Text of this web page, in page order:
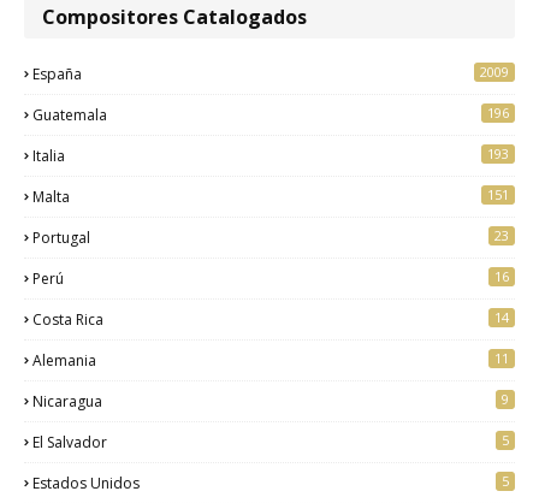
Compositores Catalogados
España 2009
Guatemala 196
Italia 193
Malta 151
Portugal 23
Perú 16
Costa Rica 14
Alemania 11
Nicaragua 9
El Salvador 5
Estados Unidos 5